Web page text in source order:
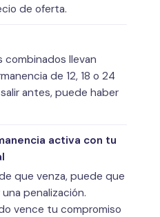
de oferta.
llevan
de 12, 18 o 24
antes, puede haber
activa con tu
que venza, puede que
penalización.
vence tu compromiso